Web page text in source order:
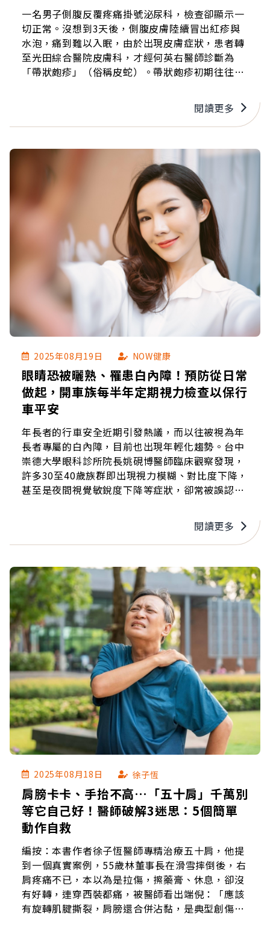
一名男子側腹反覆疼痛掛號泌尿科，檢查卻顯示一
切正常。沒想到3天後，側腹皮膚陸續冒出紅疹與
水泡，痛到難以入眠，由於出現皮膚症狀，患者轉
至光田綜合醫院皮膚科，才經何英右醫師診斷為
「帶狀皰疹」（俗稱皮蛇）。帶狀皰疹初期往往只
灶位置多見於頭、頸、胸甚至臀部，經常被誤認為
偏頭痛、腎結石等其他疾病。像這位患者就是因側
腹部神經分布位置，導致痛感像泌尿系統不適，才
閱讀更多
2025年08月19日 NOW健康
眼睛恐被曬熟、罹患白內障！預防從日常
做起，開車族每半年定期視力檢查以保行
車平安
年長者的行車安全近期引發熱議，而以往被視為年
長者專屬的白內障，目前也出現年輕化趨勢。台中
崇德大學眼科診所院長姚硯博醫師臨床觀察發現，
許多30至40歲族群即出現視力模糊、對比度下降，
甚至是夜間視覺敏銳度下降等症狀，卻常被誤認為
閱讀更多
2025年08月18日 徐子恆
肩膀卡卡、手抬不高…「五十肩」千萬別
等它自己好！醫師破解3迷思：5個簡單
動作自救
編按：本書作者徐子恆醫師專精治療五十肩，他提
到一個真實案例，55歲林董事長在滑雪摔倒後，右
肩疼痛不已，本以為是拉傷，擦藥膏、休息，卻沒
有好轉，連穿西裝都痛，被醫師看出端倪：「應該
有旋轉肌腱撕裂，肩膀還合併沾黏，是典型創傷後